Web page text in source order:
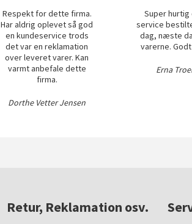
Respekt for dette firma.
Har aldrig oplevet så god
en kundeservice trods
det var en reklamation
over leveret varer. Kan
varmt anbefale dette
firma.
Dorthe Vetter Jensen
Super hurtig
service
dag, næste
varerne.
Erna
Retur, Reklamation osv.